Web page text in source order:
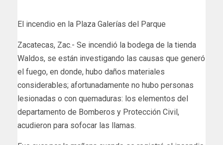
El incendio en la Plaza Galerías del Parque
Zacatecas, Zac.- Se incendió la bodega de la tienda
Waldos, se están investigando las causas que generó
el fuego, en donde, hubo daños materiales
considerables; afortunadamente no hubo personas
lesionadas o con quemaduras: los elementos del
departamento de Bomberos y Protección Civil,
acudieron para sofocar las llamas.